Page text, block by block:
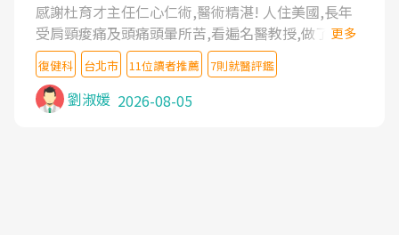
感謝杜育才主任仁心仁術,醫術精湛! 人住美國,長年
受肩頸痠痛及頭痛頭暈所苦,看遍名醫教授,做了各種
檢查,也嘗試過西醫打針,中醫針灸及物理徒手治療都
沒有用,後來連吃到嗎啡類止痛藥都效果有限,只是壓
症狀,沒多久就痛起來,多年失眠嚴重影響生活品質.
台灣親友介紹忠孝醫院杜育才主任是頸頭症候群專
更多
復健科 台北市 11位讀者推薦 7則就醫評鑑
劉淑媛 2026-08-05